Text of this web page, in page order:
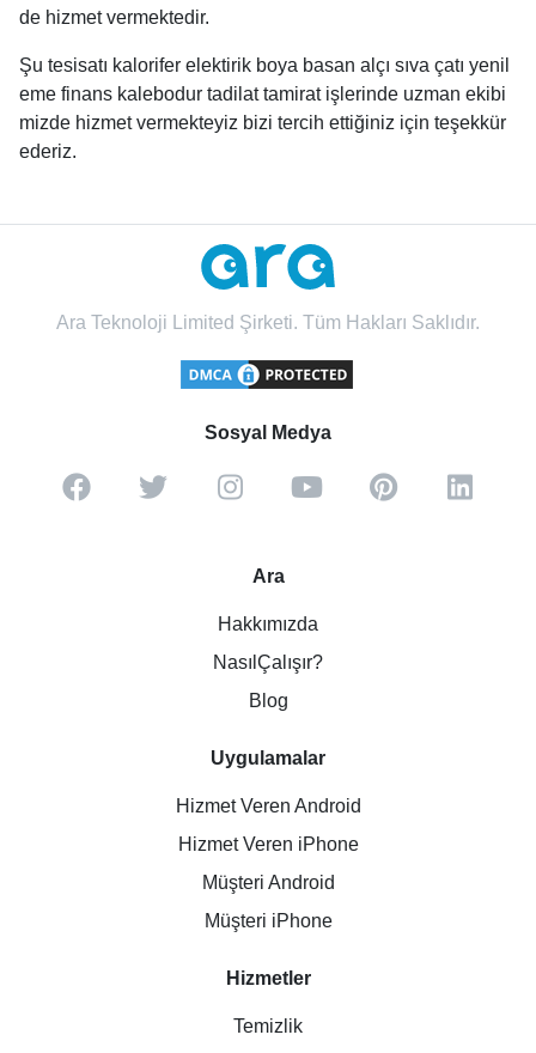
de hizmet vermektedir.
Şu tesisatı kalorifer elektirik boya basan alçı sıva çatı yenil
eme finans kalebodur tadilat tamirat işlerinde uzman ekibi
mizde hizmet vermekteyiz bizi tercih ettiğiniz için teşekkür
ederiz.
Ara Teknoloji Limited Şirketi. Tüm Hakları Saklıdır.
Sosyal Medya
Ara
Hakkımızda
NasılÇalışır?
Blog
Uygulamalar
Hizmet Veren Android
Hizmet Veren iPhone
Müşteri Android
Müşteri iPhone
Hizmetler
Temizlik